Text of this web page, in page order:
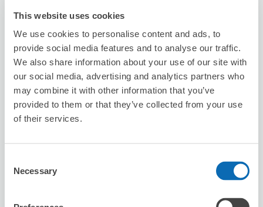
This website uses cookies
We use cookies to personalise content and ads, to
provide social media features and to analyse our traffic.
We also share information about your use of our site with
our social media, advertising and analytics partners who
may combine it with other information that you’ve
provided to them or that they’ve collected from your use
of their services.
Selection
Necessary
この店舗を予約する
201LAB PLATFORM KYOTO
京都河原町駅から徒歩5分
本日の営業時間: 閉店